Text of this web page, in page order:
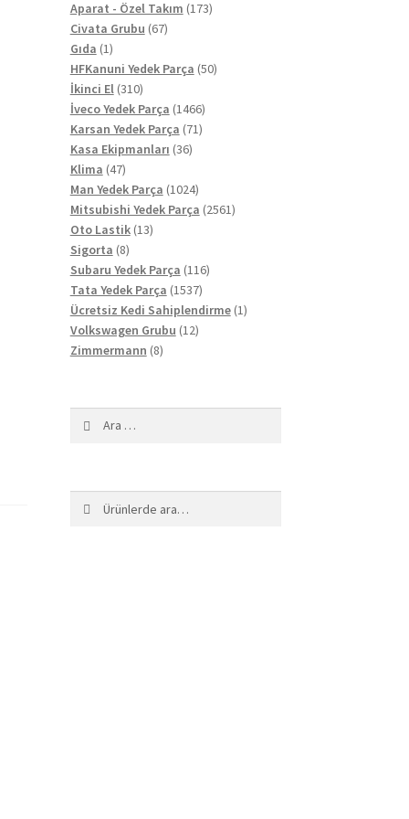
ürün
Aparat - Özel Takım 173173
Civata Grubu 6767
Gıda 11
ürün
HFKanuni Yedek Parça 5050
İkinci El 310310
ürün
İveco Yedek Parça 14661466
ürün
Karsan Yedek Parça 7171
Kasa Ekipmanları 3636
Klima 4747
ürün
Man Yedek Parça 10241024
ürün
Mitsubishi Yedek Parça 25612561
Oto Lastik 1313
Sigorta 88
ürün
Subaru Yedek Parça 116116
Tata Yedek Parça 15371537
ürün
Ücretsiz Kedi Sahiplendirme 11
Volkswagen Grubu 1212
Zimmermann 88